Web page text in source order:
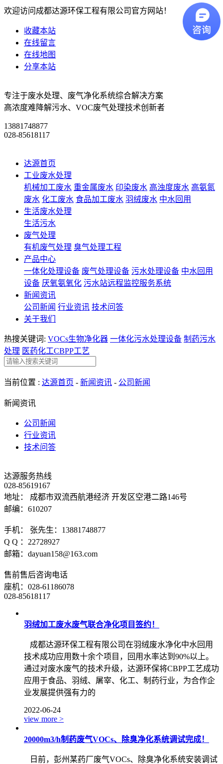
欢迎访问成都达源环保工程有限公司官方网站！
收藏本站
在线留言
在线地图
分享本站
专注于废水处理、废气净化系统综合解决方案
高浓度难降解污水、VOC废气处理技术创新者
13881748877
028-85618117
达源首页
工业废水处理
机械加工废水 重金属废水 印染废水 高浊度废水 高氨氮
废水 化工废水 食品加工废水 羽绒废水 中水回用
生活废水处理
生活污水
废气处理
有机废气处理 臭气处理工程
产品中心
一体化处理设备 废气处理设备 污水处理设备 中水回用
设备 厌氧氨氧化 污水站远程监控服务系统
新闻资讯
公司新闻 行业资讯 技术问答
关于我们
热搜关键词: VOCs生物净化器 一体化污水处理设备 制药污水
处理 医药化工CBPP工艺
当前位置 : 达源首页 - 新闻资讯 - 公司新闻
新闻资讯
公司新闻
行业资讯
技术问答
达源服务热线
028-85619167
地址： 成都市双流西航港经济 开发区空港二路146号
邮编：610207
手机： 张先生：13881748877
Q Q ：22728927
邮箱：dayuan158@163.com
售前售后咨询电话
座机：028-61186078
028-85618117
羽绒加工废水废气联合净化项目签约！
成都达源环保工程有限公司在羽绒废水净化中水回用
技术成功应用数十余个项目，回用水率达到90%以上。
通过对废水废气的技术升级，达源环保将CBPP工艺成功
应用于食品、羽绒、屠宰、化工、制药行业，为合作企
业发展提供强有力的
2022-06-24
view more >
20000m3/h制药废气VOCs、除臭净化系统调试完成！
日前，彭州某药厂废气VOCs、除臭净化系统安装调试